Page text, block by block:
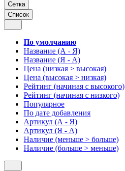
Сетка
Список
По умолчанию
Название (А - Я)
Название (Я - А)
Цена (низкая > высокая)
Цена (высокая > низкая)
Рейтинг (начиная с высокого)
Рейтинг (начиная с низкого)
Популярное
По дате добавления
Артикул (А - Я)
Артикул (Я - А)
Наличие (меньше > больше)
Наличие (больше > меньше)